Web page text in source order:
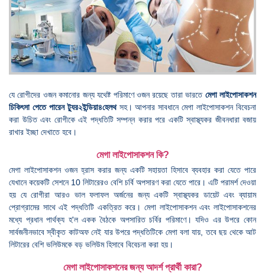
যে রোগীদের ওজন কমানোর জন্য যথেষ্ট পরিমাণে ওজন রয়েছে তারা ভারতে মেগা লাইপোসাকশন
চিকিৎসা পেতে পারেন ট্যুর২ইন্ডিয়া৪হেলথসহ। আপনার সাবধানে মেগা লাইপোসাকশন বিবেচনা
করা উচিত এবং রোগীকে এই পদ্ধতিটি সম্পন্ন করার পরে একটি স্বাস্থ্যকর জীবনধারা বজায়
রাখার ইচ্ছা দেখাতে হবে।
মেগা লাইপোসাকশন কি?
মেগা লাইপোসাকশন ওজন হ্রাস করার জন্য একটি সহায়তা হিসাবে ব্যবহার করা যেতে পারে
যেখানে কয়েকটি সেশনে 10 লিটারেরও বেশি চর্বি অপসারণ করা যেতে পারে। এটি পরামর্শ দেওয়া
হয় যে রোগীরা আরও ভাল ফলাফল অর্জনের জন্য একটি স্বাস্থ্যকর ডায়েট এবং ব্যায়াম
প্রোগ্রামের সাথে এই পদ্ধতিটি একত্রিত করে। মেগা লাইপোসাকশন এবং লাইপোসাকশনের
মধ্যে প্রধান পার্থক্য হ'ল একক বৈঠকে অপসারিত চর্বির পরিমাণে। যদিও এর উপরে কোন
সার্বজনীনভাবে স্বীকৃত কাটঅফ নেই যার উপরে পদ্ধতিটিকে মেগা বলা যায়, তবে ছয় থেকে আট
লিটারের বেশি ভলিউমকে বড় ভলিউম হিসাবে বিবেচনা করা হয়।
মেগা লাইপোসাকশনের জন্য আদর্শ প্রার্থী কারা?